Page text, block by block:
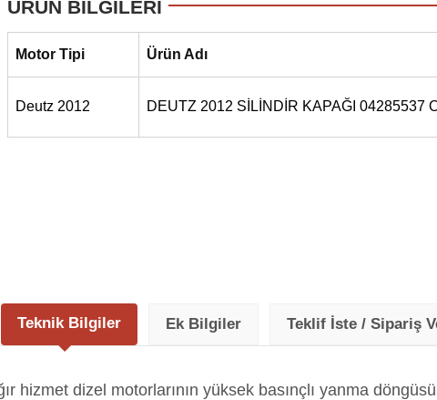
ÜRÜN BİLGİLERİ
Motor Tipi Ürün Adı
Deutz 2012 DEUTZ 2012 SİLİNDİR KAPAĞI 04285537
Teknik Bilgiler Ek Bilgiler Teklif İste / Sipariş
hizmet dizel motorlarının yüksek basınçlı yanma